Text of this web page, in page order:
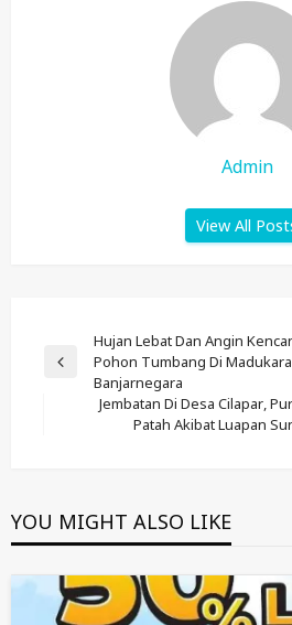
Admin
View All
Navigation
Previous
Hujan Lebat Dan Angin
Pohon Tumbang Di Madukara,
Banjarnegara
Jembatan Di Desa Cilapar,
Patah Akibat Luapan
YOU MIGHT ALSO LIKE